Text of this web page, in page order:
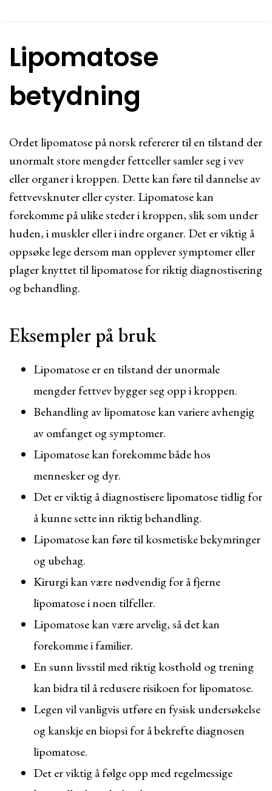
Lipomatose
betydning
Ordet lipomatose på norsk refererer til en tilstand der
unormalt store mengder fettceller samler seg i vev
eller organer i kroppen. Dette kan føre til dannelse av
fettvevsknuter eller cyster. Lipomatose kan
forekomme på ulike steder i kroppen, slik som under
huden, i muskler eller i indre organer. Det er viktig å
oppsøke lege dersom man opplever symptomer eller
plager knyttet til lipomatose for riktig diagnostisering
og behandling.
Eksempler på bruk
Lipomatose er en tilstand der unormale
mengder fettvev bygger seg opp i kroppen.
Behandling av lipomatose kan variere avhengig
av omfanget og symptomer.
Lipomatose kan forekomme både hos
mennesker og dyr.
Det er viktig å diagnostisere lipomatose tidlig for
å kunne sette inn riktig behandling.
Lipomatose kan føre til kosmetiske bekymringer
og ubehag.
Kirurgi kan være nødvendig for å fjerne
lipomatose i noen tilfeller.
Lipomatose kan være arvelig, så det kan
forekomme i familier.
En sunn livsstil med riktig kosthold og trening
kan bidra til å redusere risikoen for lipomatose.
Legen vil vanligvis utføre en fysisk undersøkelse
og kanskje en biopsi for å bekrefte diagnosen
lipomatose.
Det er viktig å følge opp med regelmessige